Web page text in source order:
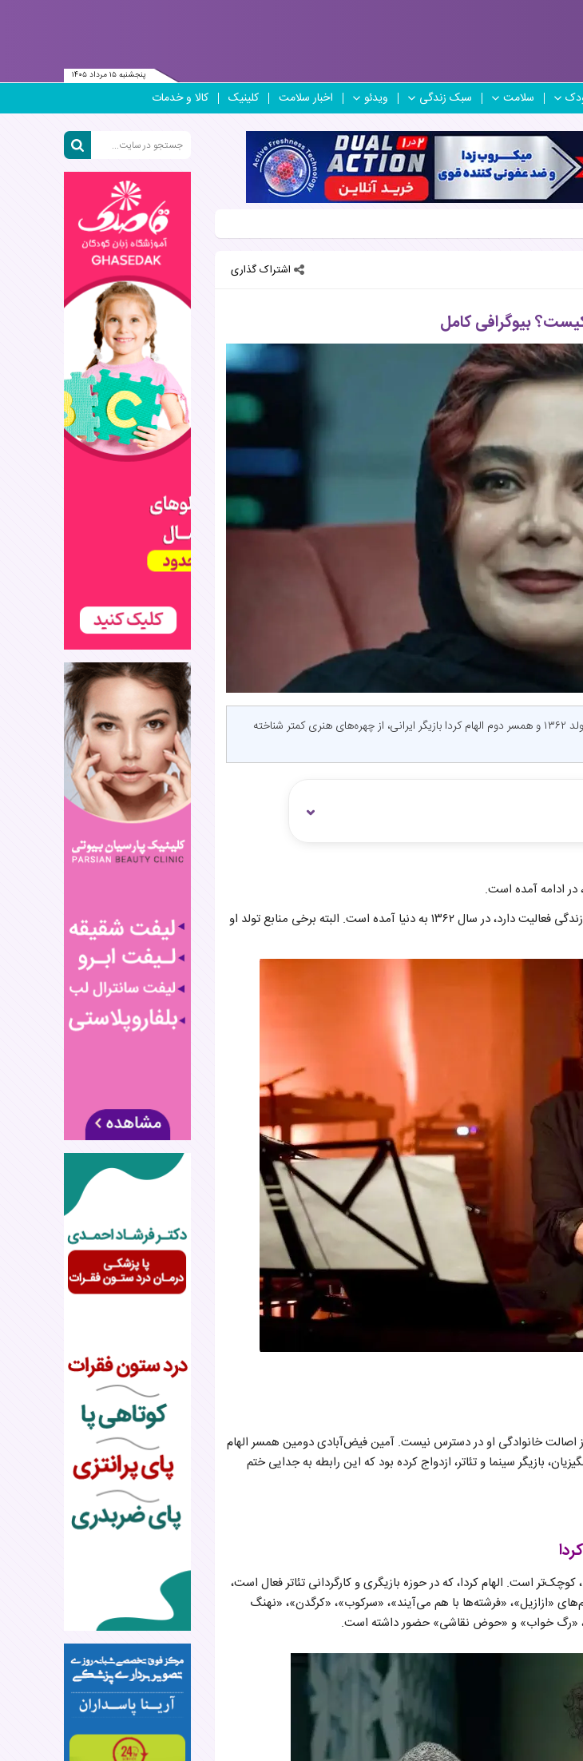
پنجشنبه ۱۵ مرداد ۱۴۰۵
سلامت سبک زندگی ویدئو اخبار سلامت کلینیک کالا و خدمات
اشتراک گذاری
بیوگرافی کامل
نی نی بان: آمین فیض آبادی، آهنگساز، فیلمساز و نوازنده متولد ۱۳۶۲ و همسر دوم الهام کردا بازیگر ایرانی، از چهره‌های هنری کمتر شناخته
کردا
در ادامه آمده است.
آمین فیض‌آبادی، که در زمینه آهنگسازی، فیلمسازی و نوازندگی فعالیت دارد، در سال ۱۳۶۲ به دنیا آمده است. البته برخی منابع تولد او
اصالت خانوادگی او در دسترس نیست. آمین فیض‌آبادی دومین همسر الهام
بازیگر سینما و تئاتر، ازدواج کرده بود که این رابطه به جدایی ختم
الهام کردا، کوچک‌تر است. الهام کردا، که در حوزه بازیگری و کارگردانی تئاتر فعال است،
از جمله فیلم‌های «ازازیل»، «فرشته‌ها با هم می‌آیند»، «سرکوب»، «کرگدن»، «نهنگ
«رگ خواب» و «حوض نقاشی» حضور داشته است.